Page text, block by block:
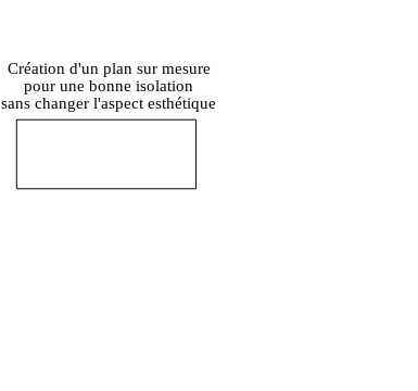
Création d'un plan sur mesure
pour une bonne isolation
sans changer l'aspect esthétique